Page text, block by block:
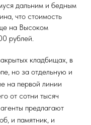
дальним и бедным
что стоимость
на Высоком
рублей.
кладбищах, в
но за отдельную и
на первой линии
от сотни тысяч
предлагают
и памятник, и